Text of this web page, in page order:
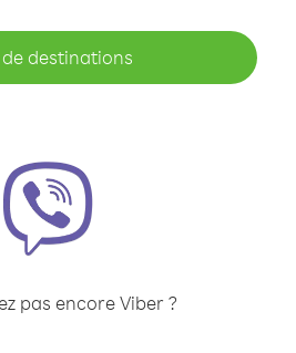
de destinations
pas encore Viber ?